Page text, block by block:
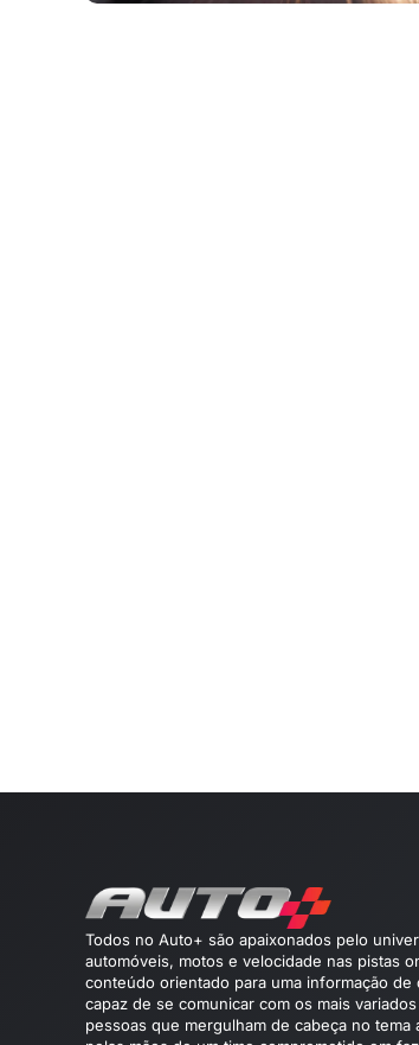
Todos no Auto+ são apaixonados pelo
automóveis, motos e velocidade nas pistas
conteúdo orientado para uma informação de
capaz de se comunicar com os mais
pessoas que mergulham de cabeça no tema